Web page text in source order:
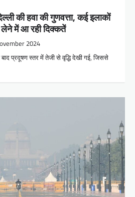
की हवा की गुणवत्ता, कई इलाकों
में आ रही दिक्कतें
2024
बाद प्रदूषण स्तर में तेजी से वृद्धि देखी गई, जिससे